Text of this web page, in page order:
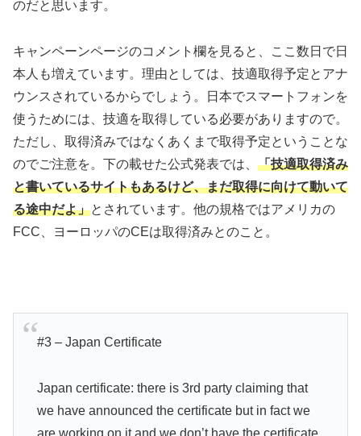
のだと思います。
キャンペーンページのコメント欄を見ると、ここ数日で日
本人も増えています。理由としては、技適取得予定とアナ
ウンスされているからでしょう。日本でスマートフォンを
使うためには、技適を取得している必要がありますので。
ただし、取得済みではなくあくまで取得予定ということな
のでご注意を。下の載せた公式発表では、 「技適取得済み
と書いているサイトもあるけど、まだ取得に向けて動いて
る途中だよ」とされています。他の規格ではアメリカの
FCC、ヨーロッパのCEは取得済みとのこと。
#3 – Japan Certificate
Japan certificate: there is 3rd party claiming that
we have announced the certificate but in fact we
are working on it and we don’t have the certificate